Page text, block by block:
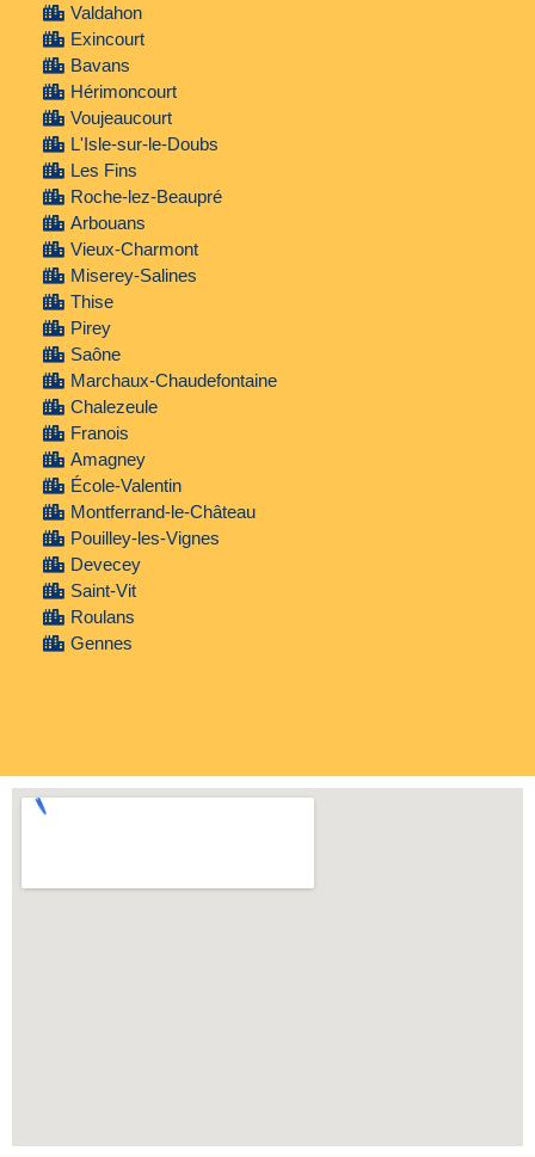
Valdahon
Exincourt
Bavans
Hérimoncourt
Voujeaucourt
L'Isle-sur-le-Doubs
Les Fins
Roche-lez-Beaupré
Arbouans
Vieux-Charmont
Miserey-Salines
Thise
Pirey
Saône
Marchaux-Chaudefontaine
Chalezeule
Franois
Amagney
École-Valentin
Montferrand-le-Château
Pouilley-les-Vignes
Devecey
Saint-Vit
Roulans
Gennes